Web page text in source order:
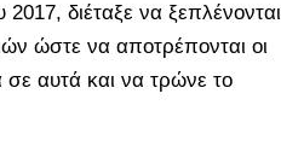
διέταξε να ξεπλένονται
ώστε να αποτρέπονται οι
σε αυτά και να τρώνε το